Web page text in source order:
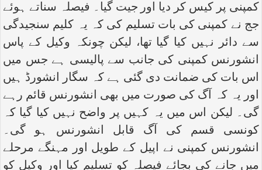
کمپنی پر کیس کر دیا اور جیت گیا۔ فیصلہ سناتے ہوئے
جج نے کمپنی کی بات تسلیم کی کہ یہ کلیم سنجیدگی
سے دائر نہیں کیا گیا تھا، لیکن چونکہ وکیل کے پاس
انشورنس کمپنی کی جانب سے پالیسی ہے جس میں
اس بات کی ضمانت دی گئی ہے کہ سگار انشورڈ ہیں
اور یہ کہ آگ کی صورت میں بھی انشورنس قائم رہے
گی۔ لیکن اس میں یہ کہیں پر واضح نہیں کیا گیا کہ
کونسی قسم کی آگ قابل انشورنس ہو گی۔
انشورنس کمپنی نے اپیل کے طویل اور مہنگے مرحلے